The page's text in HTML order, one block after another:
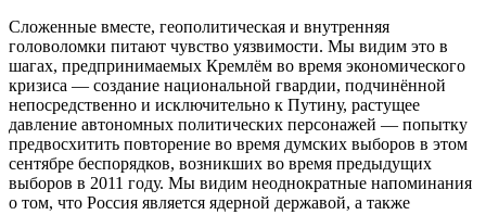
Сложенные вместе, геополитическая и внутренняя
головоломки питают чувство уязвимости. Мы видим это в
шагах, предпринимаемых Кремлём во время экономического
кризиса — создание национальной гвардии, подчинённой
непосредственно и исключительно к Путину, растущее
давление автономных политических персонажей — попытку
предвосхитить повторение во время думских выборов в этом
сентябре беспорядков, возникших во время предыдущих
выборов в 2011 году. Мы видим неоднократные напоминания
о том, что Россия является ядерной державой, а также